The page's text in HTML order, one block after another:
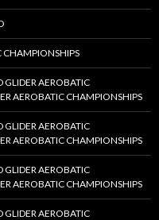
CHAMPIONSHIPS
AEROBATIC
AEROBATIC CHAMPIONSHIPS
AEROBATIC
AEROBATIC CHAMPIONSHIPS
AEROBATIC
AEROBATIC CHAMPIONSHIPS
AEROBATIC